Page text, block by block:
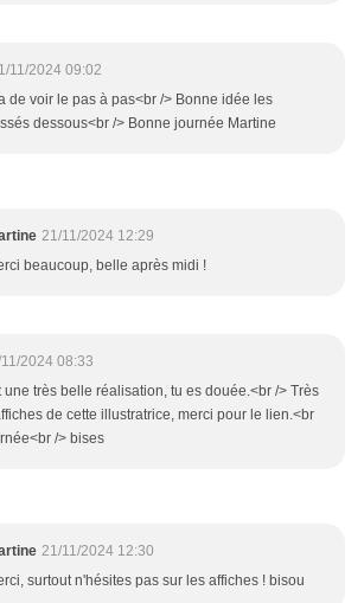
11/2024 09:02
de voir le pas à pas<br /> Bonne idée les
dessous<br /> Bonne journée Martine
21/11/2024 12:29
beaucoup, belle après midi !
2024 08:33
une très belle réalisation, tu es douée.<br /> Très
de cette illustratrice, merci pour le lien.<br
/> bises
21/11/2024 12:30
surtout n'hésites pas sur les affiches ! bisou